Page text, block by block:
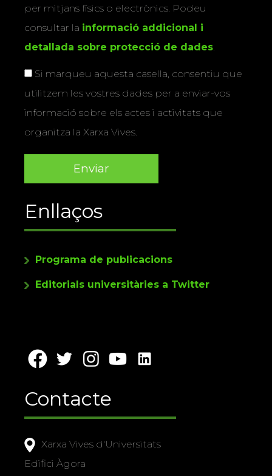
per mitjans físics o electrònics. Podeu
consultar la informació addicional i
detallada sobre protecció de dades.
Si marqueu aquesta casella, consentiu que
utilitzem les vostres dades per a enviar-vos
informació sobre els actes i activitats que
organitza la Xarxa Vives.
Enllaços
Programa de publicacions
Editorials universitàries a Twitter
Contacte
Xarxa Vives d'Universitats
Edifici Àgora